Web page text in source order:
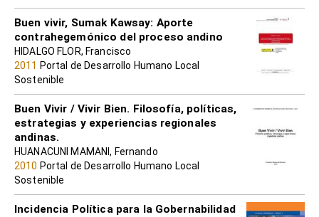
Buen vivir, Sumak Kawsay: Aporte
contrahegemónico del proceso andino
HIDALGO FLOR, Francisco
2011 Portal de Desarrollo Humano Local
Sostenible
Buen Vivir / Vivir Bien. Filosofía, políticas,
estrategias y experiencias regionales
andinas.
HUANACUNI MAMANI, Fernando
2010 Portal de Desarrollo Humano Local
Sostenible
Incidencia Política para la Gobernabilidad